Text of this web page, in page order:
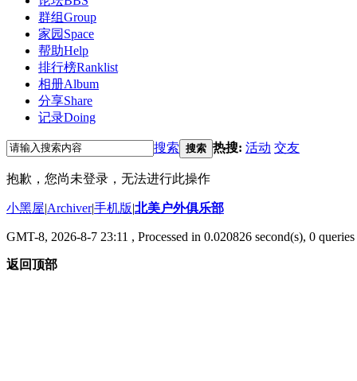
群组Group
家园 Space
帮助Help
排行榜Ranklist
相册Album
分享Share
记录Doing
搜索 搜索 热搜: 活动 交友
抱歉，您尚未登录，无法进行此操作
小黑屋|Archiver|手机版|北美户外俱乐部
GMT-8, 2026-8-7 23:11 , Processed in 0.020826 second(s), 0
返回顶部